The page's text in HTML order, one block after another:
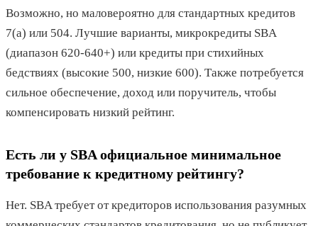
Возможно, но маловероятно для стандартных кредитов
7(a) или 504. Лучшие варианты, микрокредиты SBA
(диапазон 620-640+) или кредиты при стихийных
бедствиях (высокие 500, низкие 600). Также потребуется
сильное обеспечение, доход или поручитель, чтобы
компенсировать низкий рейтинг.
Есть ли у SBA официальное минимальное
требование к кредитному рейтингу?
Нет. SBA требует от кредиторов использования разумных